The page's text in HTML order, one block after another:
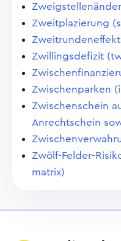
Zweitplazierung
Zwillingsdefizit
Zwischenparken
Zwischenschein
Anrechtschein
Zwölf-Felder-
matrix)